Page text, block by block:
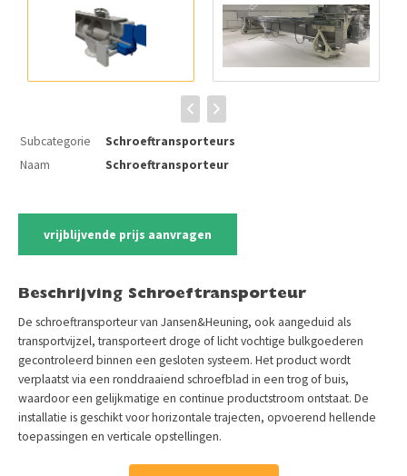
Subcategorie
Schroeftransporteurs
Naam
Schroeftransporteur
vrijblijvende prijs aanvragen
Beschrijving Schroeftransporteur
De schroeftransporteur van Jansen&Heuning, ook aangeduid als
transportvijzel, transporteert droge of licht vochtige bulkgoederen
gecontroleerd binnen een gesloten systeem. Het product wordt
verplaatst via een ronddraaiend schroefblad in een trog of buis,
waardoor een gelijkmatige en continue productstroom ontstaat. De
installatie is geschikt voor horizontale trajecten, opvoerend hellende
toepassingen en verticale opstellingen.